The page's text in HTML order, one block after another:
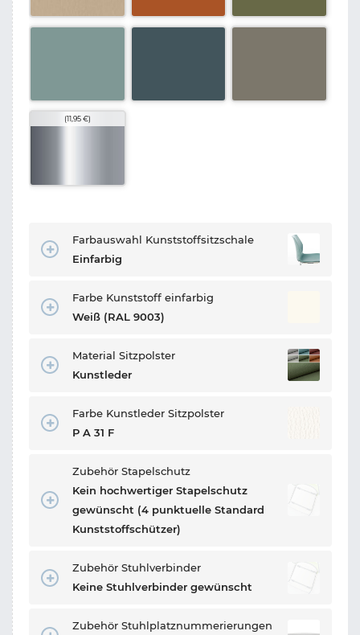
(11,95 €)
Farbauswahl Kunststoffsitzschale
Einfarbig
Farbe Kunststoff einfarbig
Weiß (RAL 9003)
Material Sitzpolster
Kunstleder
Farbe Kunstleder Sitzpolster
P A 31 F
Zubehör Stapelschutz
Kein hochwertiger Stapelschutz
gewünscht (4 punktuelle Standard
Kunststoffschützer)
Zubehör Stuhlverbinder
Keine Stuhlverbinder gewünscht
Zubehör Stuhlplatznummerierungen